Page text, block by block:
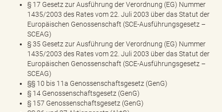
§ 17 Gesetz zur Ausführung der Verordnung (EG) Nummer
1435/2003 des Rates vom 22. Juli 2003 über das Statut der
Europäischen Genossenschaft (SCE-Ausführungsgesetz –
SCEAG)
§ 35 Gesetz zur Ausführung der Verordnung (EG) Nummer
1435/2003 des Rates vom 22. Juli 2003 über das Statut der
Europäischen Genossenschaft (SCE-Ausführungsgesetz –
SCEAG)
§§ 10 bis 11a Genossenschaftsgesetz (GenG)
§ 14 Genossenschaftsgesetz (GenG)
§ 157 Genossenschaftsgesetz (GenG)